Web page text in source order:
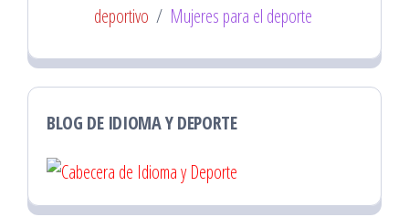
deportivo / Mujeres para el deporte
BLOG DE IDIOMA Y DEPORTE